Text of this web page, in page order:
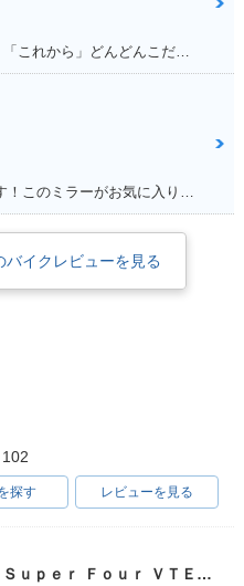
満足ポイント:パワー&トルクが広い。「これから」どんどんこだわっていくのが楽しみ！
満足ポイント:足つきが良いところです！このミラーがお気に入りです。
イクレビューを見る
探す レビューを見る
ＣＢ４００Ｓｕｐｅｒ Ｆｏｕｒ ＶＴＥＣ ＳＰＥＣ３